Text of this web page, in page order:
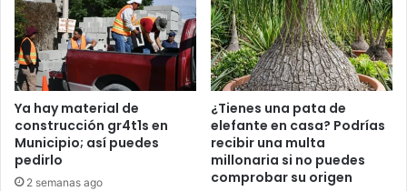
Ya hay material de
construcción gr4t1s en
Municipio; así puedes
pedirlo
2 semanas ago
¿Tienes una pata de
elefante en casa? Podrías
recibir una multa
millonaria si no puedes
comprobar su origen